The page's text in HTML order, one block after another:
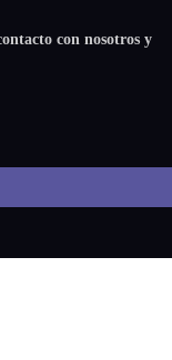
con nosotros y